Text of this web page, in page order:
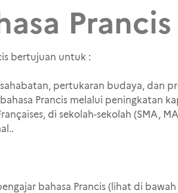
Prancis
bertujuan untuk :
pertukaran budaya, dan
Prancis melalui peningkatan
di sekolah-sekolah (SMA,
bahasa Prancis (lihat di bawah